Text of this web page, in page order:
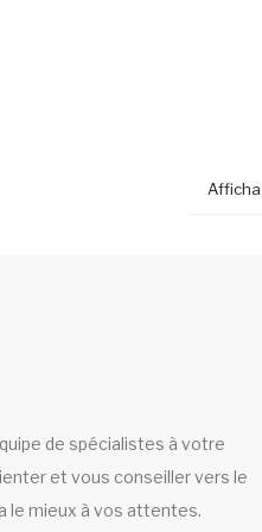
de spécialistes à votre
et vous conseiller vers le
le mieux à vos attentes.